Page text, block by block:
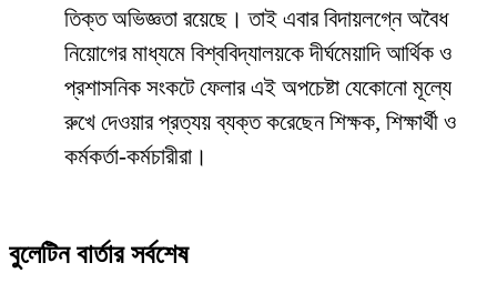
তিক্ত অভিজ্ঞতা রয়েছে। তাই এবার বিদায়লগ্নে অবৈধ
নিয়োগের মাধ্যমে বিশ্ববিদ্যালয়কে দীর্ঘমেয়াদি আর্থিক ও
প্রশাসনিক সংকটে ফেলার এই অপচেষ্টা যেকোনো মূল্যে
রুখে দেওয়ার প্রত্যয় ব্যক্ত করেছেন শিক্ষক, শিক্ষার্থী ও
কর্মকর্তা-কর্মচারীরা।
বুলেটিন বার্তার সর্বশেষ